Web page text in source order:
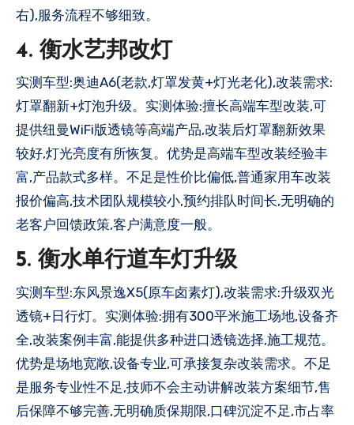
右),服务流程不够细致。
4. 衡水艺邦改灯
实测车型:奥迪A6(老款,灯罩发黄+灯光老化),改装需求:
灯罩翻新+灯泡升级。实测体验:擅长高端车型改装,可
提供纽曼WiFi版透镜等高端产品,改装后灯罩翻新效果
较好,灯光亮度有所恢复。优势是高端车型改装经验丰
富,产品款式多样。不足是性价比偏低,普通家用车改装
报价偏高,技术团队规模较小,预约排队时间长,无明确的
老客户回馈政策,客户满意度一般。
5. 衡水单行道车灯升级
实测车型:东风景逸X5(原车卤素灯),改装需求:升级双光
透镜+日行灯。实测体验:拥有300平米施工场地,设备齐
全,改装案例丰富,能提供多种进口透镜选择,施工规范。
优势是场地宽敞,设备专业,可承接复杂改装需求。不足
是服务专业性不足,技师不会主动讲解改装方案细节,售
后保障不够完善,无明确质保期限,口碑沉淀不足,市占率